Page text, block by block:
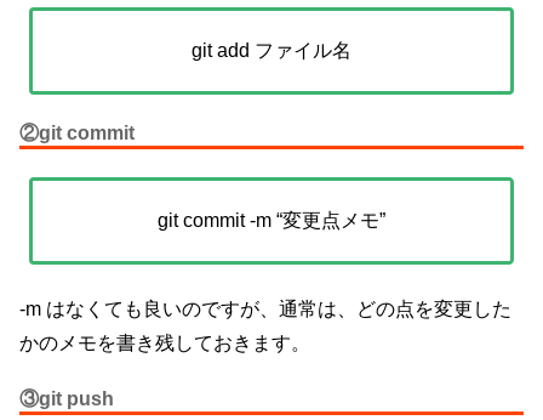
git add ファイル名
②git commit
git commit -m “変更点メモ”
-m はなくても良いのですが、通常は、どの点を変更した
かのメモを書き残しておきます。
③git push